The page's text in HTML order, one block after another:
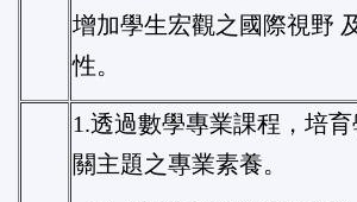
增加學生宏觀之國際視野
性。
1.透過數學專業課程，培
關主題之專業素養。